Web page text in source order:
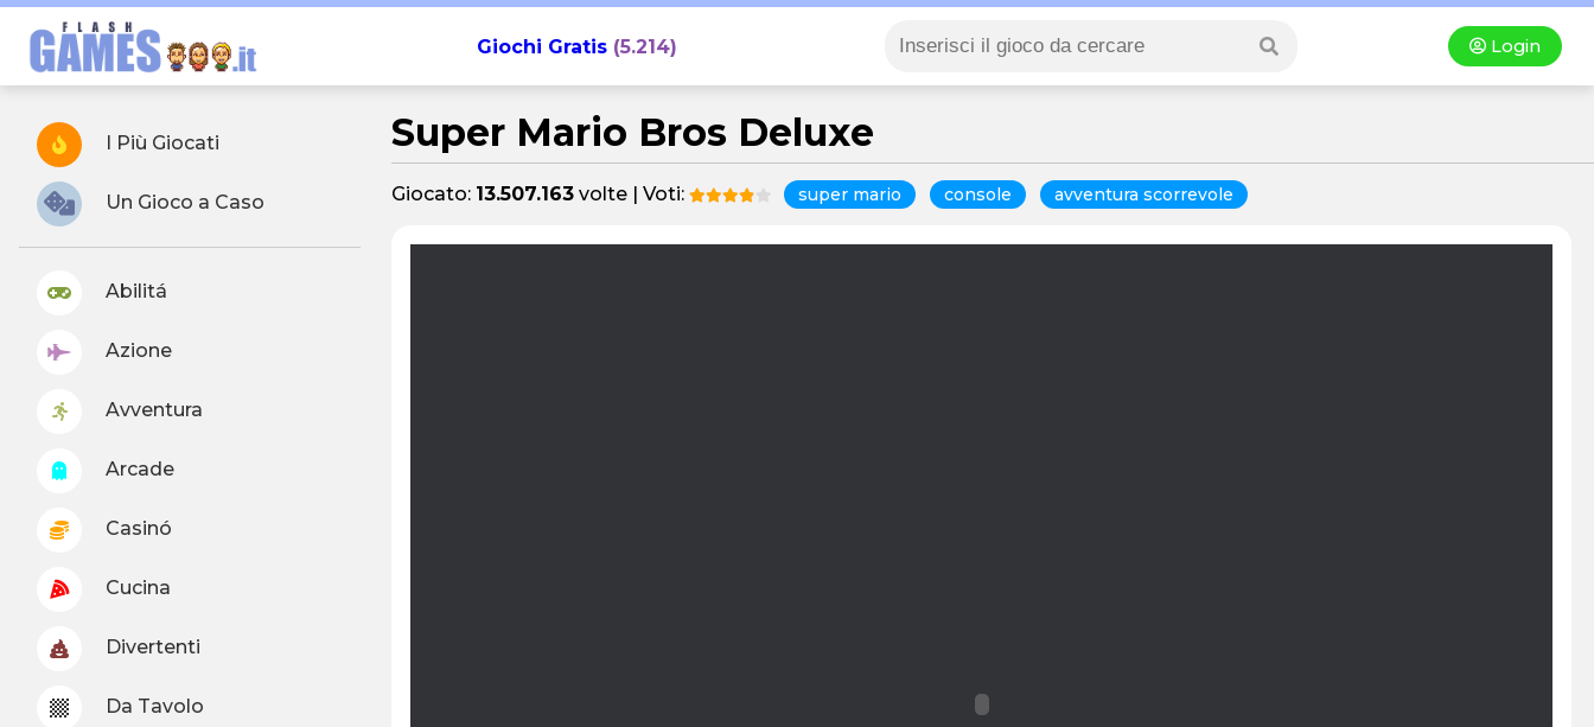
Giochi Gratis(5.214) Login
I Più Giocati
Un Gioco a Caso
Abilitá
Azione
Avventura
Arcade
Casinó
Cucina
Divertenti
Da Tavolo
Super Mario Bros Deluxe
Giocato: 13.507.163 volte | Voti: super mario console avventura scorrevole